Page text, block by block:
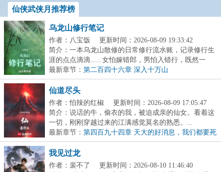
仙侠武侠月推荐榜
乌龙山修行笔记
作者：八宝饭
更新时间：2026-08-09 19:33:42
简介：一本乌龙山散修的日常修行流水账，记录修行生
涯的点点滴滴......女怕嫁错郎，男怕入错行，既然一
开...
最新章节： 第二百四十六章 深入十万山
仙道尽头
作者：怕辣的红椒
更新时间：2026-08-09 17:05:47
简介：说话的牛，偷衣的我，被迫成亲的仙女。看着这
一切，刚刚穿越过来的江满感觉莫名的熟悉。...
最新章节： 第四百九十四章 天大的好消息，我们都要死
了
我见过龙
作者：裴不了
更新时间：2026-08-10 11:46:40